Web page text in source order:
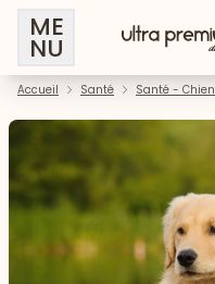
ME
NU
Accueil Santé Santé - Chien